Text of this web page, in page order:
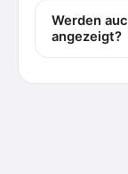
Werden
angezeigt?